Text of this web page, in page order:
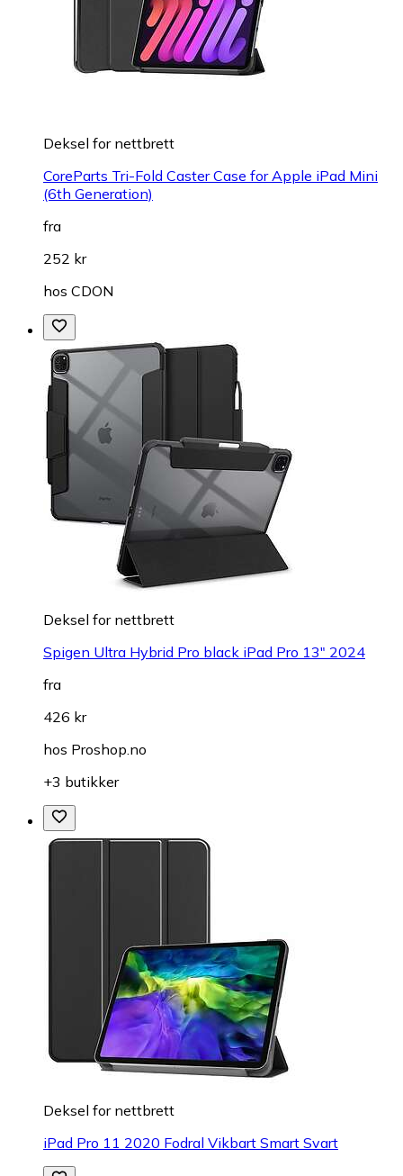
Deksel for nettbrett
CoreParts Tri-Fold Caster Case for Apple iPad Mini
(6th Generation)
fra
252 kr
hos CDON
Deksel for nettbrett
Spigen Ultra Hybrid Pro black iPad Pro 13" 2024
fra
426 kr
hos Proshop.no
+3 butikker
Deksel for nettbrett
iPad Pro 11 2020 Fodral Vikbart Smart Svart